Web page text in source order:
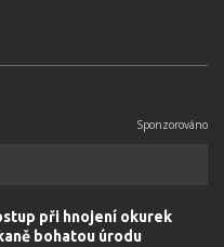
při hnojení okurek
bohatou úrodu